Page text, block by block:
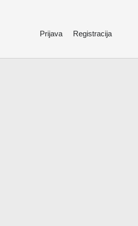
Prijava Registracija